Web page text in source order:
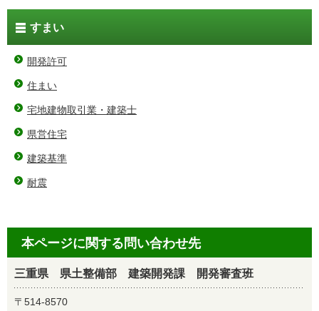
すまい
開発許可
住まい
宅地建物取引業・建築士
県営住宅
建築基準
耐震
本ページに関する問い合わせ先
三重県 県土整備部 建築開発課 開発審査班
〒514-8570